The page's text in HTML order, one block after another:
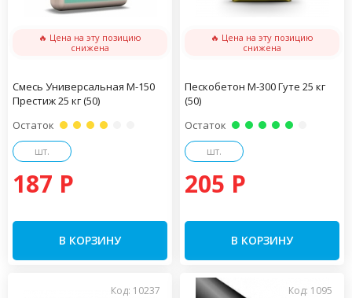
🔥 Цена на эту позицию
снижена
Смесь Универсальная М-150
Престиж 25 кг (50)
Остаток
шт.
187 P
В КОРЗИНУ
🔥 Цена на эту позицию
снижена
Пескобетон М-300 Гуте 25 кг
(50)
Остаток
шт.
205 P
В КОРЗИНУ
Код: 10237 Код: 1095